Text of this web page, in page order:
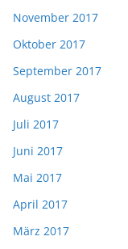
November 2017
Oktober 2017
September 2017
August 2017
Juli 2017
Juni 2017
Mai 2017
April 2017
März 2017